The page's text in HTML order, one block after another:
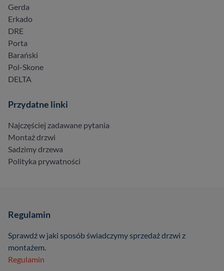
Gerda
Erkado
DRE
Porta
Barański
Pol-Skone
DELTA
Przydatne linki
Najczęściej zadawane pytania
Montaż drzwi
Sadzimy drzewa
Polityka prywatności
Regulamin
Sprawdź w jaki sposób świadczymy sprzedaż drzwi z
montażem.
Regulamin